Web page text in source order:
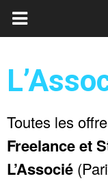
Toutes les
Freelance et
L’Associé